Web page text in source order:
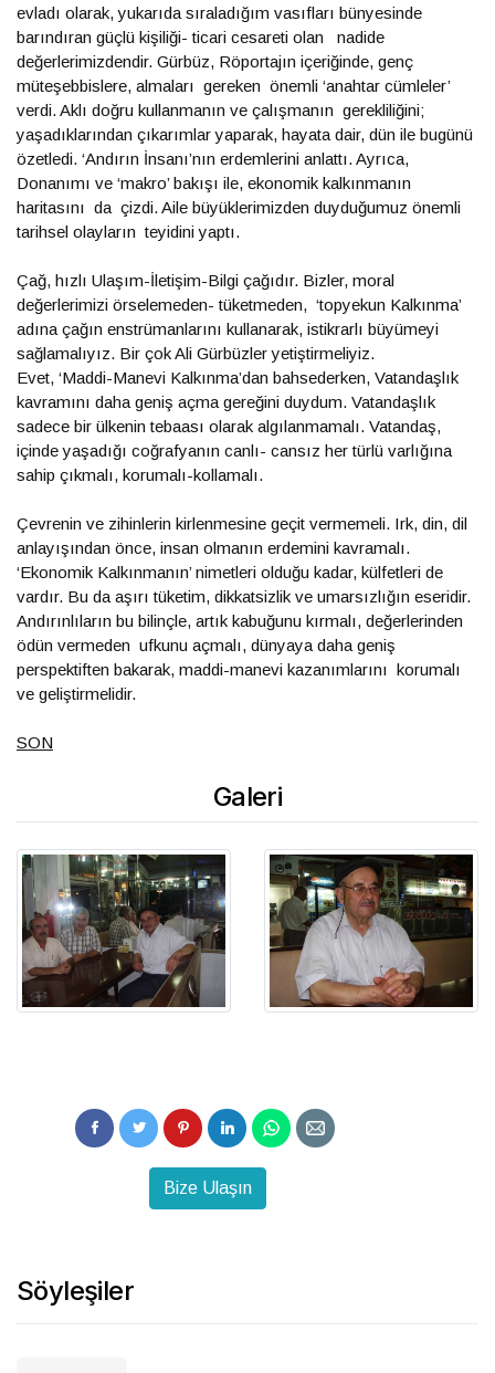
evladı olarak, yukarıda sıraladığım vasıfları bünyesinde
barındıran güçlü kişiliği- ticari cesareti olan nadide
değerlerimizdendir. Gürbüz, Röportajın içeriğinde, genç
müteşebbislere, almaları gereken önemli ‘anahtar cümleler’
verdi. Aklı doğru kullanmanın ve çalışmanın gerekliliğini;
yaşadıklarından çıkarımlar yaparak, hayata dair, dün ile bugünü
özetledi. ‘Andırın İnsanı’nın erdemlerini anlattı. Ayrıca,
Donanımı ve ‘makro’ bakışı ile, ekonomik kalkınmanın
haritasını da çizdi. Aile büyüklerimizden duyduğumuz önemli
tarihsel olayların teyidini yaptı.
Çağ, hızlı Ulaşım-İletişim-Bilgi çağıdır. Bizler, moral
değerlerimizi örselemeden- tüketmeden, ‘topyekun Kalkınma’
adına çağın enstrümanlarını kullanarak, istikrarlı büyümeyi
sağlamalıyız. Bir çok Ali Gürbüzler yetiştirmeliyiz.
Evet, ‘Maddi-Manevi Kalkınma’dan bahsederken, Vatandaşlık
kavramını daha geniş açma gereğini duydum. Vatandaşlık
sadece bir ülkenin tebaası olarak algılanmamalı. Vatandaş,
içinde yaşadığı coğrafyanın canlı- cansız her türlü varlığına
sahip çıkmalı, korumalı-kollamalı.
Çevrenin ve zihinlerin kirlenmesine geçit vermemeli. Irk, din, dil
anlayışından önce, insan olmanın erdemini kavramalı.
‘Ekonomik Kalkınmanın’ nimetleri olduğu kadar, külfetleri de
vardır. Bu da aşırı tüketim, dikkatsizlik ve umarsızlığın eseridir.
Andırınlıların bu bilinçle, artık kabuğunu kırmalı, değerlerinden
ödün vermeden ufkunu açmalı, dünyaya daha geniş
perspektiften bakarak, maddi-manevi kazanımlarını korumalı
ve geliştirmelidir.
SON
Galeri
Bize Ulaşın
Söyleşiler